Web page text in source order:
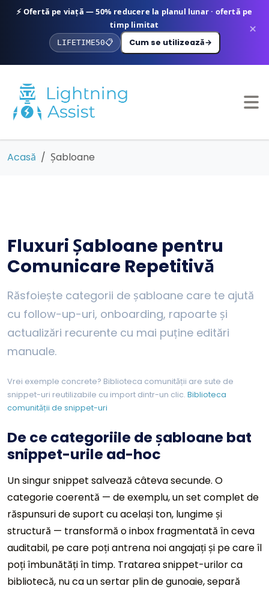
⚡ Ofertă pe viață — 50% reducere la planul lunar · ofertă pe
timp limitat
LIFETIME50📋 Cum se utilizează→
×
Acasă Șabloane
Fluxuri Șabloane pentru
Comunicare Repetitivă
Răsfoiește categorii de șabloane care te ajută
cu follow-up-uri, onboarding, rapoarte și
actualizări recurente cu mai puține editări
manuale.
Vrei exemple concrete? Biblioteca comunității are sute de
snippet-uri reutilizabile cu import dintr-un clic. Biblioteca
comunității de snippet-uri
De ce categoriile de șabloane bat
snippet-urile ad-hoc
Un singur snippet salvează câteva secunde. O
categorie coerentă — de exemplu, un set complet de
răspunsuri de suport cu același ton, lungime și
structură — transformă o inbox fragmentată în ceva
auditabil, pe care poți antrena noi angajați și pe care îl
poți îmbunătăți în timp. Tratarea snippet-urilor ca
bibliotecă, nu ca un sertar plin de gunoaie, separă